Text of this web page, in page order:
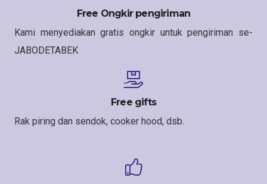
Free Ongkir pengiriman
Kami menyediakan gratis ongkir untuk pengiriman se-
JABODETABEK
Free gifts
Rak piring dan sendok, cooker hood, dsb.